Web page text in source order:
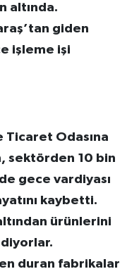
altında.
giden
işleme işi
Ticaret Odasına
sektörden 10 bin
gece vardiyası
kaybetti.
ürünlerini
duran fabrikalar